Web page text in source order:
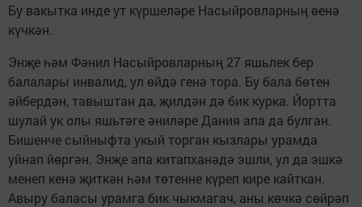
Бу вакытка инде ут күршеләре Насыйровларның өенә
күчкән.
Энҗе һәм Фәнил Насыйровларның 27 яшьлек бер
балалары инвалид, ул өйдә генә тора. Бу бала бөтен
әйбердән, тавыштан да, җилдән дә бик курка. Йортта
шулай ук олы яшьтәге әниләре Дания апа да булган.
Бишенче сыйныфта укый торган кызлары урамда
уйнап йөргән. Энҗе апа китапханәдә эшли, ул да эшкә
менеп кенә җиткән һәм төтенне күреп кире кайткан.
Авыру баласы урамга бик чыкмагач, аны көчкә сөйрәп